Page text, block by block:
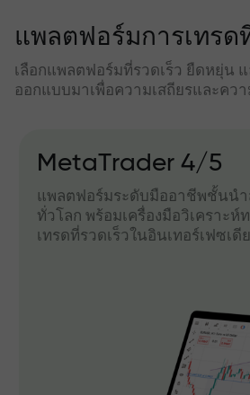
แพลตฟอร์มการเทรด
เลือกแพลตฟอร์มที่รวดเร็ว ยืดหยุ่น
ออกแบบมาเพื่อความเสถียรและคว
MetaTrader 4/5
แพลตฟอร์มระดับมืออาชีพชั้นนำ
ทั่วโลก พร้อมเครื่องมือวิเคราะห์
เทรดที่รวดเร็วในอินเทอร์เฟซเดี